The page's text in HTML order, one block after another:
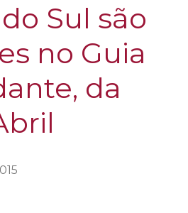
Sul são
no Guia
da